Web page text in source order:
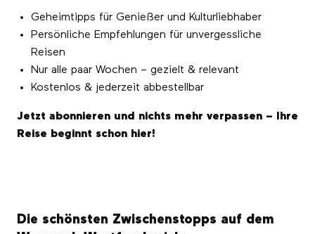
Geheimtipps für Genießer und Kulturliebhaber
Persönliche Empfehlungen für unvergessliche
Reisen
Nur alle paar Wochen – gezielt & relevant
Kostenlos & jederzeit abbestellbar
Jetzt abonnieren und nichts mehr verpassen – Ihre
Reise beginnt schon hier!
Die schönsten Zwischenstopps auf dem